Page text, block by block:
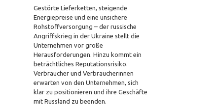
Gestörte Lieferketten, steigende
Energiepreise und eine unsichere
Rohstoffversorgung – der russische
Angriffskrieg in der Ukraine stellt die
Unternehmen vor große
Herausforderungen. Hinzu kommt ein
beträchtliches Reputationsrisiko.
Verbraucher und Verbraucherinnen
erwarten von den Unternehmen, sich
klar zu positionieren und ihre Geschäfte
mit Russland zu beenden.